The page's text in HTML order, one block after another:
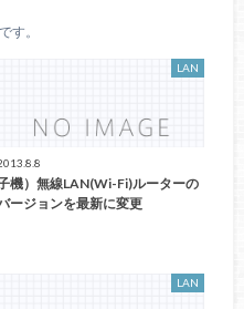
す。
LAN
機）無線LAN(Wi-Fi)ルーターの
ージョンを最新に変更
LAN